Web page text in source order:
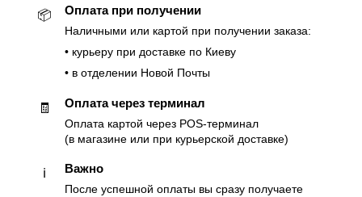
📦 Оплата при получении
Наличными или картой при получении заказа:
• курьеру при доставке по Киеву
• в отделении Новой Почты
🧾 Оплата через терминал
Оплата картой через POS-терминал
(в магазине или при курьерской доставке)
ℹ️ Важно
После успешной оплаты вы сразу получаете